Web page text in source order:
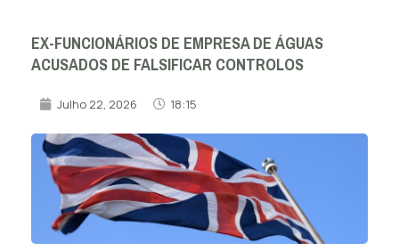
EX-FUNCIONÁRIOS DE EMPRESA DE ÁGUAS
ACUSADOS DE FALSIFICAR CONTROLOS
Julho 22, 2026 18:15